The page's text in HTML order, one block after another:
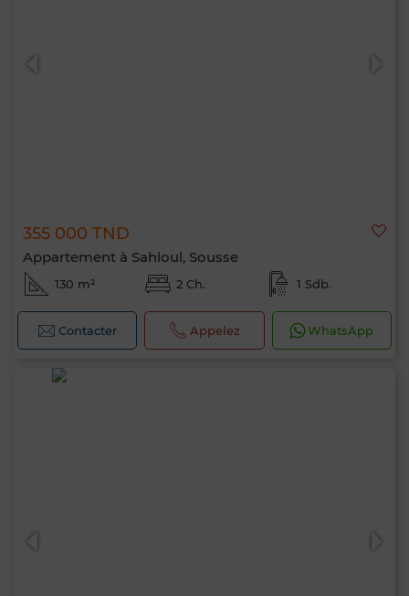
355 000 TND
Appartement à Sahloul, Sousse
130 m² 2 Ch. 1 Sdb.
Contacter Appelez WhatsApp